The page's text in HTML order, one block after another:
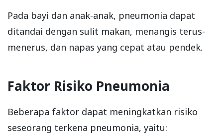
Pada bayi dan anak-anak, pneumonia dapat
ditandai dengan sulit makan, menangis terus-
menerus, dan napas yang cepat atau pendek.
Faktor Risiko Pneumonia
Beberapa faktor dapat meningkatkan risiko
seseorang terkena pneumonia, yaitu: